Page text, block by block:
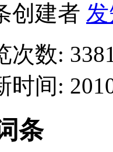
创建者
次数:
时间:
条